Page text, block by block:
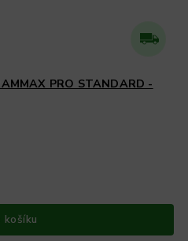
PRO STANDARD -
košíku